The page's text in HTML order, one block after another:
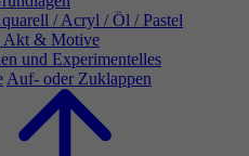
/ Acryl / Öl / Pastel
Akt & Motive
und Experimentelles
Auf- oder Zuklappen